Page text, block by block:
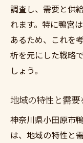
調査し、需要と供
れます。特に鴨宮
あるため、これを
析を元にした戦略
しょう。
地域の特性と需
神奈川県小田原市
は、地域の特性と